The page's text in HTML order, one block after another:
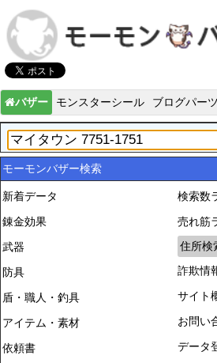
バザー モンスターシール ブログパーツ
モーモンバザー検索
新着データ
錬金効果
武器
防具
盾・職人・釣具
アイテム・素材
依頼書
検索数
売れ筋
住所検
詐欺情
サイト
お問い
データ